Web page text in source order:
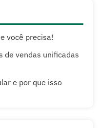
você precisa!
de vendas unificadas
e por que isso